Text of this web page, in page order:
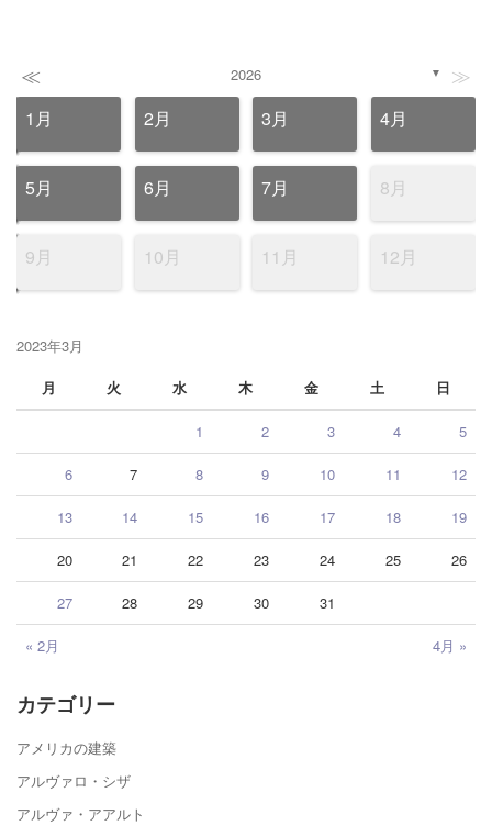
≪ 2026 ▼ ≫
1月 2月 3月 4月
5月 6月 7月 8月
9月 10月 11月 12月
2023年3月
月
火 水 木 金 土 日
« 2月 4月 »
1 2 3 4 5
6 7 8 9 10 11 12
13 14 15 16 17 18 19
20 21 22 23 24 25 26
27 28 29 30 31
カテゴリー
アメリカの建築
アルヴァロ・シザ
アルヴァ・アアルト